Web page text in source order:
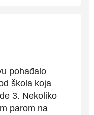
pohađalo
škola koja
3. Nekoliko
parom na